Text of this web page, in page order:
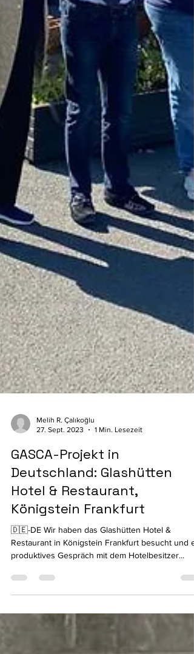
Melih R. Çalıkoğlu
27. Sept. 2023
1 Min. Lesezeit
GASCA-Projekt in
Deutschland: Glashütten
Hotel & Restaurant,
produktives Gespräch mit dem Hotelbesitzer...